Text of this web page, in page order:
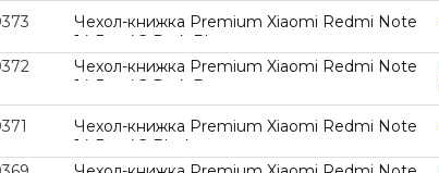
Чехол-книжка Premium Xiaomi Redmi Note
14 Pro 4G Dark Blue
Чехол-книжка Premium Xiaomi Redmi Note
14 Pro 4G Dark Brown
Чехол-книжка Premium Xiaomi Redmi Note
14 Pro 4G Black